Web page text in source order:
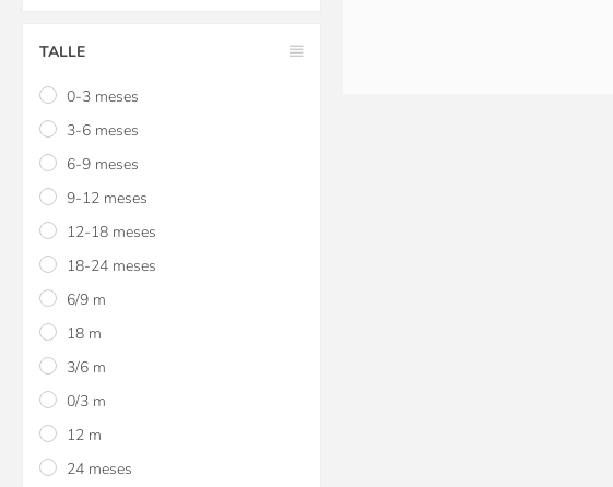
TALLE
0-3 meses
3-6 meses
6-9 meses
9-12 meses
12-18 meses
18-24 meses
6/9 m
18 m
3/6 m
0/3 m
12 m
24 meses